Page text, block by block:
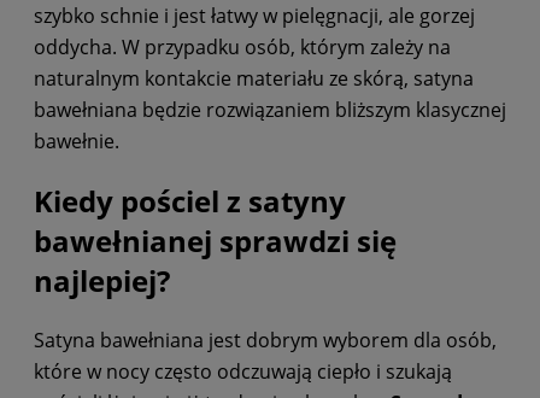
szybko schnie i jest łatwy w pielęgnacji, ale gorzej
oddycha. W przypadku osób, którym zależy na
naturalnym kontakcie materiału ze skórą, satyna
bawełniana będzie rozwiązaniem bliższym klasycznej
bawełnie.
Kiedy pościel z satyny
bawełnianej sprawdzi się
najlepiej?
Satyna bawełniana jest dobrym wyborem dla osób,
które w nocy często odczuwają ciepło i szukają